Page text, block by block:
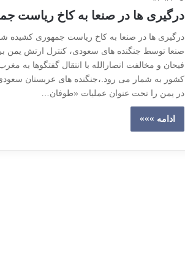
درگیری ها در صنعا به کاخ ریاست
درگیری ها در صنعا به کاخ ریاست جمهوری کشیده
صنعا توسط جنگنده های سعودی، کنترل ارتش یمن
فیحان و مخالفت انصارالله با انتقال گفتگوها به
کشور به شمار می رود.،جنگنده های عربستان
در یمن را تحت عنوان عملیات «طوفان…
ادامه »»»